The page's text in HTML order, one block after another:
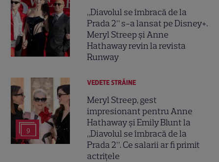
„Diavolul se îmbracă de la
Prada 2” s-a lansat pe Disney+.
Meryl Streep și Anne
Hathaway revin la revista
Runway
9
VEDETE STRĂINE
Meryl Streep, gest
impresionant pentru Anne
Hathaway și Emily Blunt la
„Diavolul se îmbracă de la
Prada 2”. Ce salarii ar fi primit
actrițele